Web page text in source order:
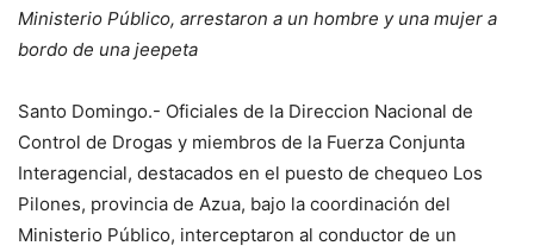
Ministerio Público, arrestaron a un hombre y una mujer a
bordo de una jeepeta
Santo Domingo.- Oficiales de la Direccion Nacional de
Control de Drogas y miembros de la Fuerza Conjunta
Interagencial, destacados en el puesto de chequeo Los
Pilones, provincia de Azua, bajo la coordinación del
Ministerio Público, interceptaron al conductor de un